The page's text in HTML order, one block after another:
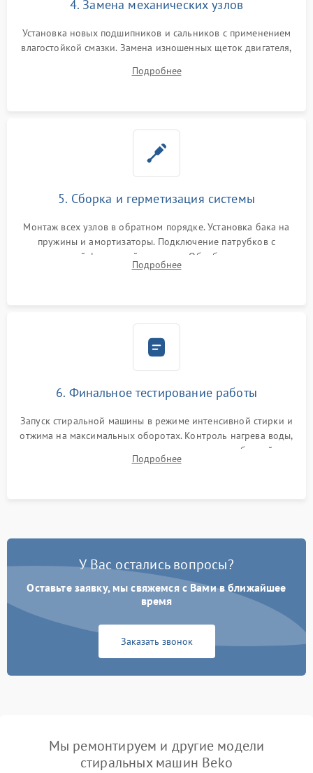
4. Замена механических узлов
Установка новых подшипников и сальников с применением
влагостойкой смазки. Замена изношенных щеток двигателя,
или поврежденной резиновой манжеты.
Подробнее
5. Сборка и герметизация системы
Монтаж всех узлов в обратном порядке. Установка бака на
пружины и амортизаторы. Подключение патрубков с
надежной фиксацией хомутами. Обработка стыков
герметиком для предотвращения возможных протечек воды.
Подробнее
6. Финальное тестирование работы
Запуск стиральной машины в режиме интенсивной стирки и
отжима на максимальных оборотах. Контроль нагрева воды,
корректности слива, отсутствия излишних вибраций,
посторонних стуков и протечек под корпусом.
Подробнее
У Вас остались вопросы?
Оставьте заявку, мы свяжемся с Вами в ближайшее
время
Заказать звонок
Мы ремонтируем и другие модели
стиральных машин Beko